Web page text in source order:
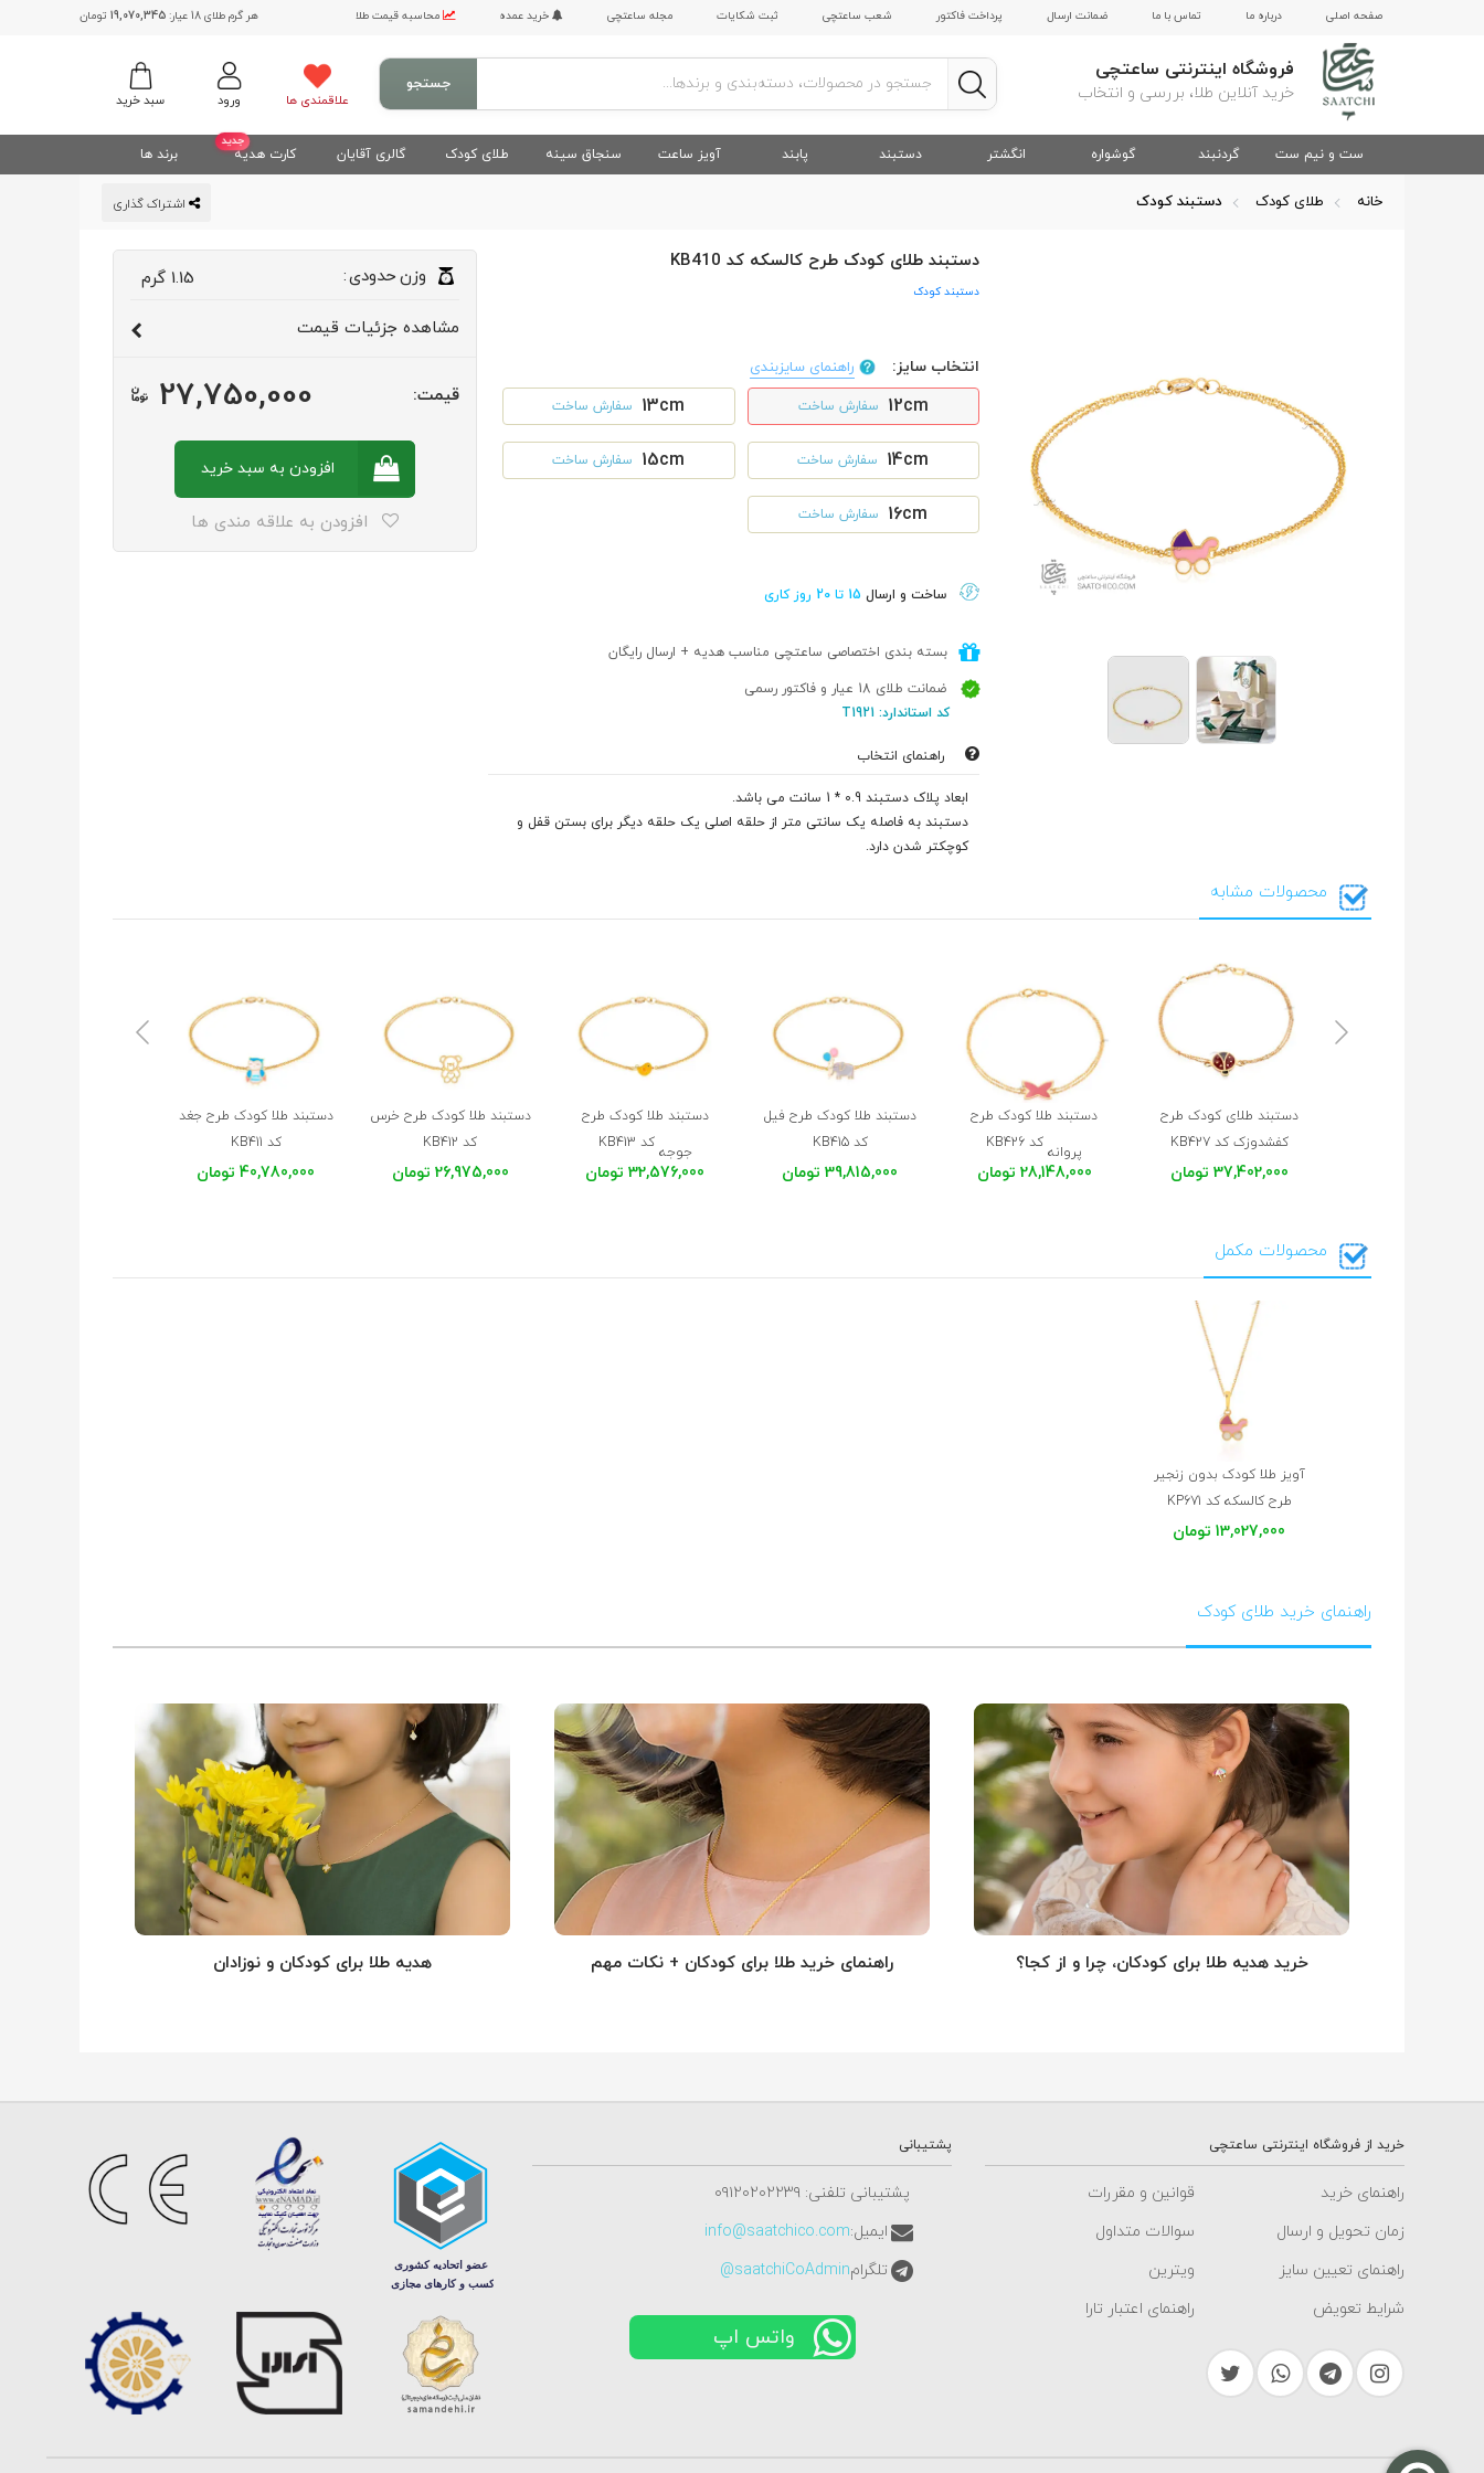
صفحه اصلی درباره ما تماس با ما ضمانت ارسال پرداخت فاکتور شعب ساعتچی ثبت شکایات مجله ساعتچی خرید عمده محاسبه قیمت طلا هر گرم طلای 18 عیار: 19,070,345 تومان
فروشگاه اینترنتی ساعتچی
خرید آنلاین طلا، بررسی و انتخاب سبد خرید ورود علاقمندی ها
جستجو
ست و نیم ست گردنبند گوشواره انگشتر دستبند پابند آویز ساعت سنجاق سینه طلای کودک گالری آقایان
جدید
کارت هدیه برند ها
خانه طلای کودک دستبند کودک
دستبند طلای کودک طرح کالسکه کد KB410
دستبند کودک
انتخاب سایز: راهنمای سایزبندی
12cm سفارش ساخت 13cm سفارش ساخت
14cm سفارش ساخت 15cm سفارش ساخت
16cm سفارش ساخت
ساخت و ارسال 15 تا 20 روز کاری
بسته بندی اختصاصی ساعتچی مناسب هدیه + ارسال رایگان
ضمانت طلای 18 عیار و فاکتور رسمی
کد استاندارد: T1921
راهنمای انتخاب
ابعاد پلاک دستبند 0.9 * 1 سانت می باشد.
دستبند به فاصله یک سانتی متر از حلقه اصلی یک حلقه دیگر برای بستن قفل و
کوچکتر شدن دارد.
وزنحدودی:
1.15 گرم
مشاهده جزئیات قیمت
قیمت: 27,750,000
افزودن به سبدخرید
افزودن به علاقه مندی ها
محصولات مشابه
دستبند طلای کودک طرح
کفشدوزک کد KB427
37,402,000 تومان
دستبند طلا کودک طرح
پروانه
کد KB426
28,148,000 تومان
دستبند طلا کودک طرح فیل
کد KB415
39,815,000 تومان
دستبند طلا کودک طرح
جوجه
کد KB413
32,576,000 تومان
دستبند طلا کودک طرح خرس
کد KB412
26,975,000 تومان
دستبند طلا کودک طرح جغد
کد KB411
40,780,000 تومان
محصولات مکمل
آویز طلا کودک بدون زنجیر
طرح کالسکه کد KP671
13,027,000 تومان
راهنمای خرید طلای کودک
خرید هدیه طلا برای کودکان، چرا و از کجا؟ راهنمای خرید طلا برای کودکان + نکات مهم هدیه طلا برای کودکان و نوزادان
خرید از فروشگاه اینترنتی ساعتچی
راهنمای خرید
قوانین و مقررات
زمان تحویل و ارسال
سوالات متداول
راهنمای تعیین سایز
ویترین
شرایط تعویض
راهنمای اعتبار تارا
پشتیبانی
پشتیبانی تلفنی: ٠٩١٢٠٢٠٢٢٣٩
ایمیل:info@saatchico.com
تلگرامsaatchiCoAdmin@
واتس اپ